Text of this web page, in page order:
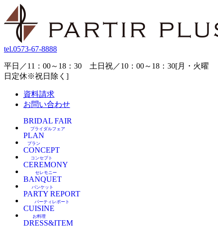
tel.0573-67-8888
平日／11：00～18：30 土日祝／10：00～18：30[月・火曜
日定休※祝日除く]
資料請求
お問い合わせ
BRIDAL FAIR
ブライダルフェア
PLAN
プラン
CONCEPT
コンセプト
CEREMONY
セレモニー
BANQUET
バンケット
PARTY REPORT
パーティレポート
CUISINE
お料理
DRESS&ITEM